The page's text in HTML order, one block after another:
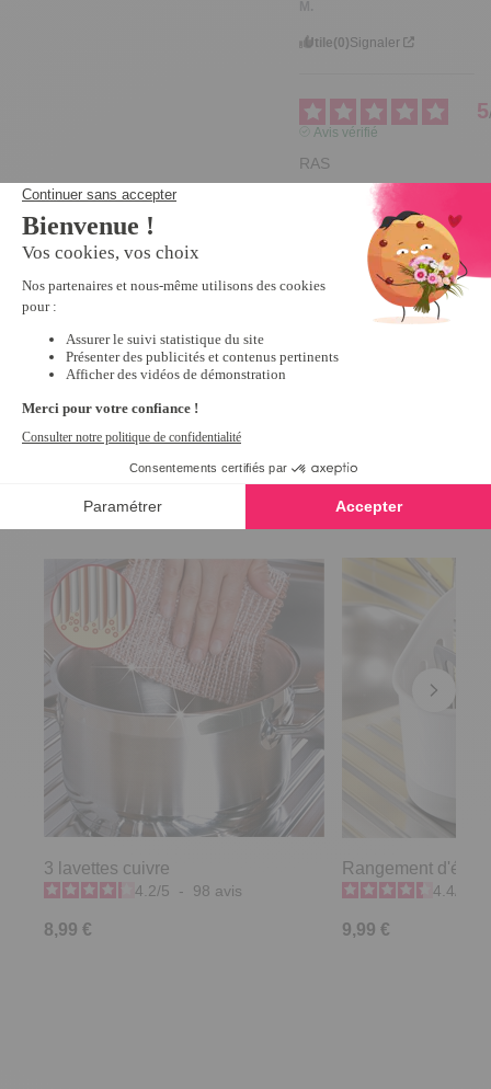
M.
Utile(0)Signaler
5
Avis vérifié
RAS
11/07/2026
une expérience du
parDIDIER E.
Signaler
56
Nous vous recommandons
3 lavettes cuivre
4.2/5 - 98 avis
8,99 €
Rangement d'évier
4.4
9,99 €